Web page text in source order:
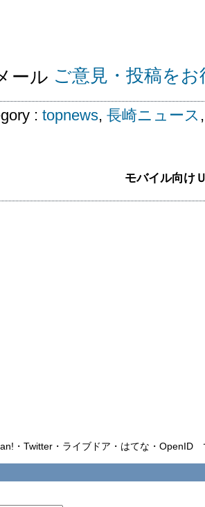
ご意見・投稿を
: topnews, 長崎ニュース
モバイル向け
・Twitter・ライブドア・はてな・OpenID